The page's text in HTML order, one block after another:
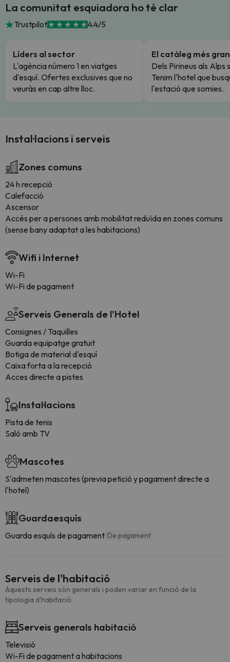
La comunitat esquiadora ho té clar
Trustpilot 4.4/5
Líders al sector
L'agència número 1 en viatges
d'esquí. Ofertes exclusives que no
veuràs en cap altre lloc.
El catàleg més gran
Dels Pirineus als Alps
Tenim l'hotel que
l'estació que somies.
Instal·lacions i serveis
Zones comuns
24 h recepció
Calefacció
Ascensor
Accés per a persones amb mobilitat reduïda en zones comuns
(sense bany adaptat a les habitacions)
Wifi i Internet
Wi-Fi
Wi-Fi de pagament
Serveis Generals de l'Hotel
Consignes / Taquilles
Guarda equipatge gratuit
Botiga de material d'esquí
Caixa forta a la recepció
Acces directe a pistes
Instal·lacions
Pista de tenis
Saló amb TV
Mascotes
S'admeten mascotes (previa petició y pagament directe a
l'hotel)
Guardaesquís
Guarda esquís de pagament De pagament
Serveis de l'habitació
Aquests serveis són generals i poden variar en funció de la
tipologia d'habitació.
Serveis generals habitació
Televisió
Wi-Fi de pagament a habitacions